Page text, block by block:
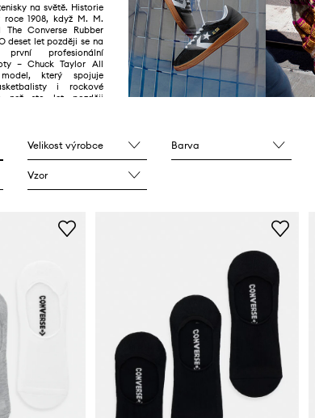
na světě. Historie
1908, když M. M.
The Converse Rubber
deset let později se na
profesionální
– Chuck Taylor All
který spojuje
i rockové
než sto let později
Velikost výrobce Barva
Vzor